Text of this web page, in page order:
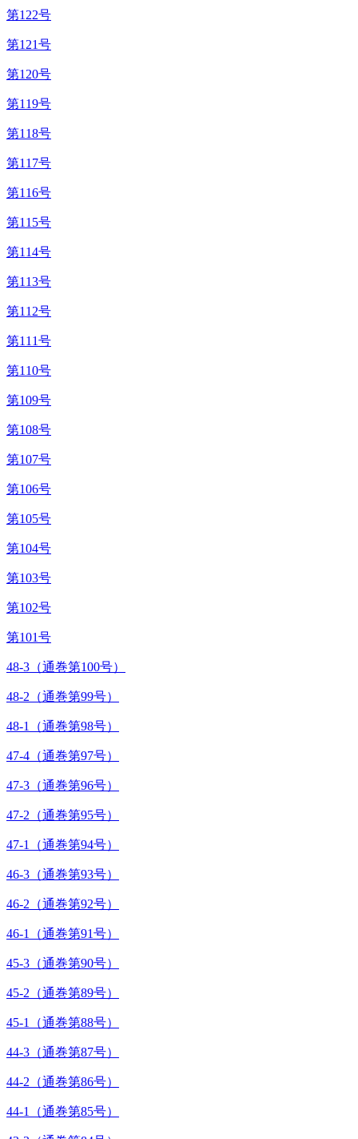
第122号
第121号
第120号
第119号
第118号
第117号
第116号
第115号
第114号
第113号
第112号
第111号
第110号
第109号
第108号
第107号
第106号
第105号
第104号
第103号
第102号
第101号
48-3（通巻第100号）
48-2（通巻第99号）
48-1（通巻第98号）
47-4（通巻第97号）
47-3（通巻第96号）
47-2（通巻第95号）
47-1（通巻第94号）
46-3（通巻第93号）
46-2（通巻第92号）
46-1（通巻第91号）
45-3（通巻第90号）
45-2（通巻第89号）
45-1（通巻第88号）
44-3（通巻第87号）
44-2（通巻第86号）
44-1（通巻第85号）